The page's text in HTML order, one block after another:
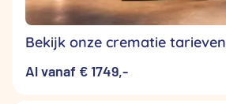
Bekijk onze crematie tarieven
Al vanaf € 1749,-